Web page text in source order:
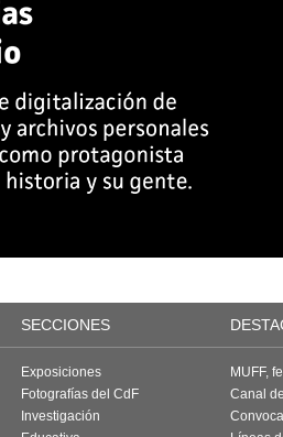
SECCIONES
Exposiciones
Fotografías del CdF
Investigación
MUFF,
Canal